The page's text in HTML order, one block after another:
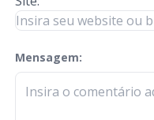
Mensagem:
check-terms